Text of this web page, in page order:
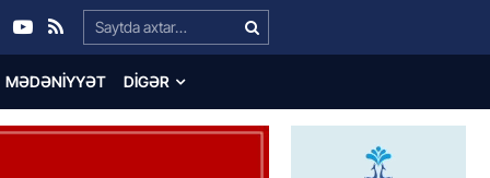
Search…
MƏDƏNIYYƏT DIGƏR